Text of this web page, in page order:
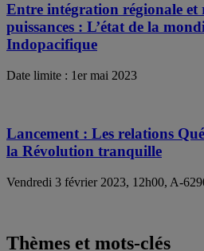
Entre intégration régionale et
puissances : L’état de la
Indopacifique
Date limite : 1er mai 2023
Lancement : Les relations
la Révolution tranquille
Vendredi 3 février 2023, 12h00, A-
Thèmes et mots-clés